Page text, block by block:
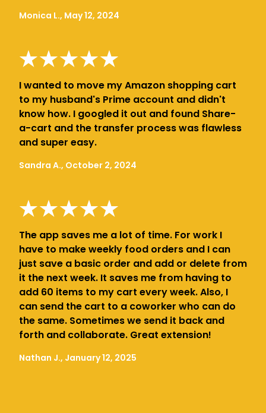
Monica L., May 12, 2024
I wanted to move my Amazon shopping cart
to my husband's Prime account and didn't
know how. I googled it out and found Share-
a-cart and the transfer process was flawless
and super easy.
Sandra A., October 2, 2024
The app saves me a lot of time. For work I
have to make weekly food orders and I can
just save a basic order and add or delete from
it the next week. It saves me from having to
add 60 items to my cart every week. Also, I
can send the cart to a coworker who can do
the same. Sometimes we send it back and
forth and collaborate. Great extension!
Nathan J., January 12, 2025